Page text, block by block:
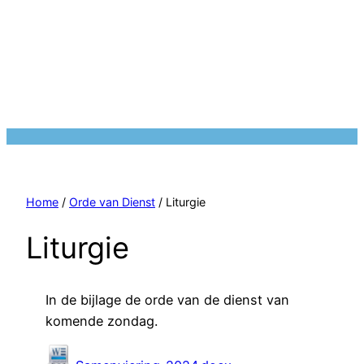
Home / Orde van Dienst / Liturgie
Liturgie
In de bijlage de orde van de dienst van
komende zondag.